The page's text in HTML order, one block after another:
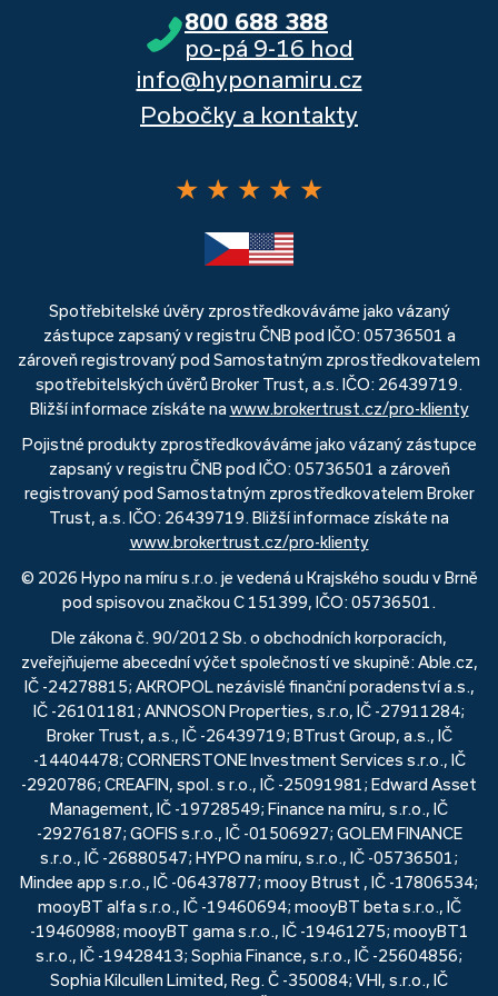
800 688 388
po-pá 9-16 hod
info@hyponamiru.cz
Pobočky a kontakty
★ ★ ★ ★ ★
Spotřebitelské úvěry zprostředkováváme jako vázaný
zástupce zapsaný v registru ČNB pod IČO: 05736501 a
zároveň registrovaný pod Samostatným zprostředkovatelem
spotřebitelských úvěrů Broker Trust, a.s. IČO: 26439719.
Bližší informace získáte na www.brokertrust.cz/pro-klienty
Pojistné produkty zprostředkováváme jako vázaný zástupce
zapsaný v registru ČNB pod IČO: 05736501 a zároveň
registrovaný pod Samostatným zprostředkovatelem Broker
Trust, a.s. IČO: 26439719. Bližší informace získáte na
www.brokertrust.cz/pro-klienty
© 2026 Hypo na míru s.r.o. je vedená u Krajského soudu v Brně
pod spisovou značkou C 151399, IČO: 05736501.
Dle zákona č. 90/2012 Sb. o obchodních korporacích,
zveřejňujeme abecední výčet společností ve skupině: Able.cz,
IČ -24278815; AKROPOL nezávislé finanční poradenství a.s.,
IČ -26101181; ANNOSON Properties, s.r.o, IČ -27911284;
Broker Trust, a.s., IČ -26439719; BTrust Group, a.s., IČ
-14404478; CORNERSTONE Investment Services s.r.o., IČ
-2920786; CREAFIN, spol. s r.o., IČ -25091981; Edward Asset
Management, IČ -19728549; Finance na míru, s.r.o., IČ
-29276187; GOFIS s.r.o., IČ -01506927; GOLEM FINANCE
s.r.o., IČ -26880547; HYPO na míru, s.r.o., IČ -05736501;
Mindee app s.r.o., IČ -06437877; mooy Btrust , IČ -17806534;
mooyBT alfa s.r.o., IČ -19460694; mooyBT beta s.r.o., IČ
-19460988; mooyBT gama s.r.o., IČ -19461275; mooyBT1
s.r.o., IČ -19428413; Sophia Finance, s.r.o., IČ -25604856;
Sophia Kilcullen Limited, Reg. Č -350084; VHI, s.r.o., IČ